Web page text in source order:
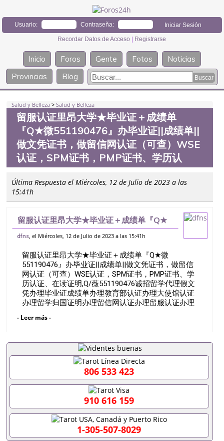
Usuario: Contraseña:
Recordar Datos de Acceso Registrarse
Inicio Foros Gente Fotos
Noticias
Provincias
Blog
Salud y Belleza >Salud y Belleza
留服认证里昂大学★毕业证＋成绩单
『Q★微551190476』办毕业证||成绩单||
做文凭证书，做留信网认证（可查）WSE
认证，SPM证书，PMP证书、学历认
Última Respuesta el Miércoles, 12 de Julio de 2023 a las
15:41h
留服认证里昂大学★毕业证＋成绩单『Q★
微551190476』办毕业证||成绩单||做文凭
SPM证书，PMP证书、学历认
dfns, el Miércoles, 12 de Julio de 2023 a las 15:41h
留服认证里昂大学★毕业证＋成绩单『Q★微
551190476』办毕业证||成绩单||做文凭证书，做留信
网认证（可查）WSE认证，SPM证书，PMP证书、学
历认证、在读证明,Q/薇551190476诚招留学代理假文
凭办理毕业证成绩单办理教育部认证办理大使馆认证
办理留学归国证明办理留信网认证办理留服认证办理
理美国文凭办理澳洲文凭办理英国文凭办理加拿大文
绩单+留学回国人员证明+教育部认证,录取通知书，
雅思。（全套留学回国必备证明材料，给父母及亲朋
好友一份完美交代）； 2、雅思、托福，OFFER，在
读证明，学生卡等留学相关材料（申请学校、转学，
甚至是申请工签都可以用到）。 注：上述材料，随时
都可以安排办理，毕业证成绩单，学校，专业，学
位，毕业时间都可以根据客户要求安排。 国内找工作
假的毕业证可以用吗551190476假的毕业证成绩单可
以办学历认证吗551190476要定居国外需要办理什么
材料551190476入职事业单位/国企假的毕业证会查吗
551190476入职国企/事业单位需要些什么材料
- Leer más -
806 533 423
910 616 159
1-305-507-8029